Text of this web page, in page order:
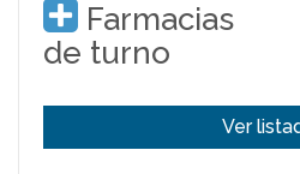
Farmacias
de turno
Ver